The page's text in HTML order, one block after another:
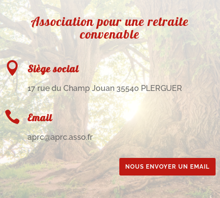
Association pour une retraite
convenable
 Siège social
17 rue du Champ Jouan 35540 PLERGUER
 Email
aprc@aprc.asso.fr
NOUS ENVOYER UN EMAIL